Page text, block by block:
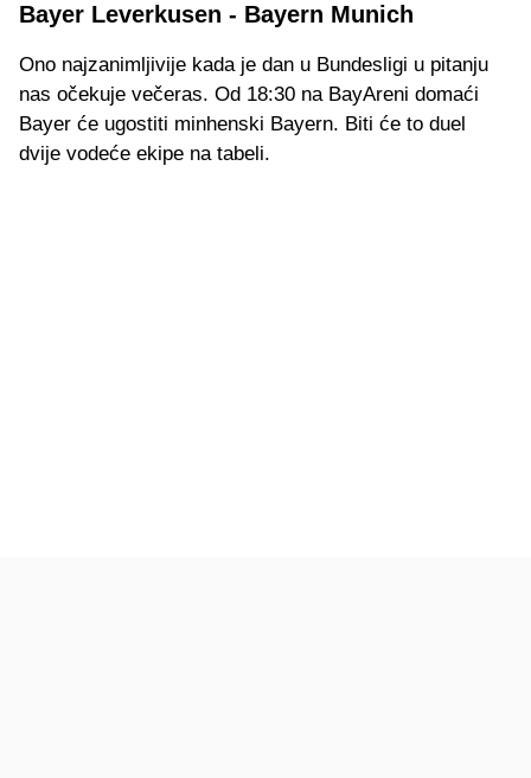
Bayer Leverkusen - Bayern Munich
Ono najzanimljivije kada je dan u Bundesligi u pitanju
nas očekuje večeras. Od 18:30 na BayAreni domaći
Bayer će ugostiti minhenski Bayern. Biti će to duel
dvije vodeće ekipe na tabeli.